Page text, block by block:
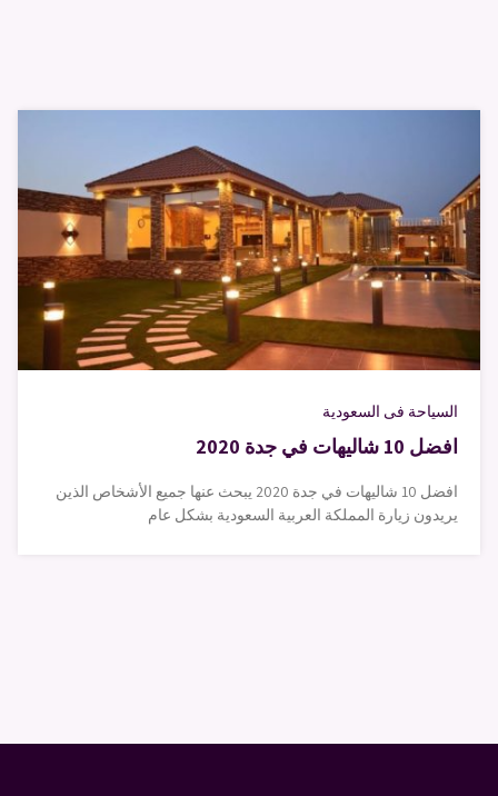
السياحة فى السعودية
افضل 10 شاليهات في جدة 2020
افضل 10 شاليهات في جدة 2020 يبحث عنها جميع الأشخاص الذين
يريدون زيارة المملكة العربية السعودية بشكل عام